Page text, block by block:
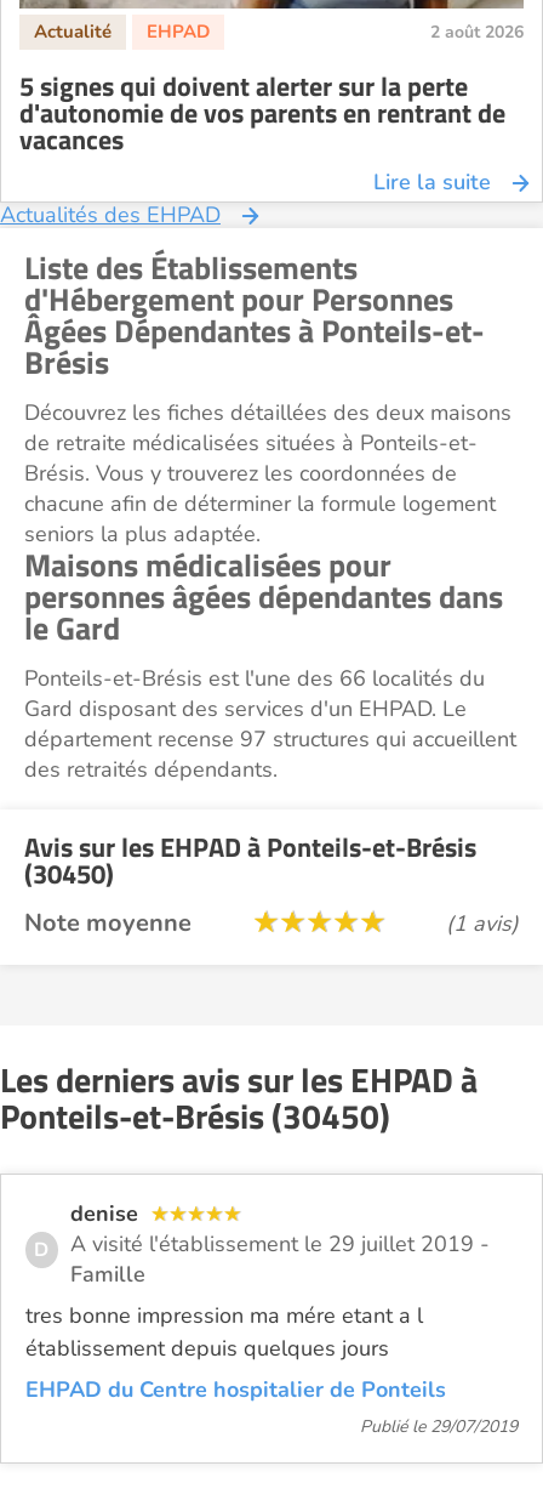
EHPAD Toulouse
EHPAD Tours
EHPAD Troyes
Recherche par ville
2 août 2026
5 signes qui doivent alerter sur la perte
d'autonomie de vos parents en rentrant de
vacances
Lire la suite
Actualités des EHPAD
Liste des Établissements
d'Hébergement pour Personnes
Âgées Dépendantes à Ponteils-et-
Brésis
Découvrez les fiches détaillées des deux maisons
de retraite médicalisées situées à Ponteils-et-
Brésis. Vous y trouverez les coordonnées de
chacune afin de déterminer la formule logement
seniors la plus adaptée.
Maisons médicalisées pour
personnes âgées dépendantes dans
le Gard
Ponteils-et-Brésis est l'une des 66 localités du
Gard disposant des services d'un EHPAD. Le
département recense 97 structures qui accueillent
des retraités dépendants.
Avis sur les EHPAD à Ponteils-et-Brésis
(30450)
Note moyenne (1 avis)
Les derniers avis sur les EHPAD à
Ponteils-et-Brésis (30450)
D
denise
A visité l'établissement le 29 juillet 2019 -
Famille
tres bonne impression ma mére etant a l
établissement depuis quelques jours
EHPAD du Centre hospitalier de Ponteils
Publié le 29/07/2019